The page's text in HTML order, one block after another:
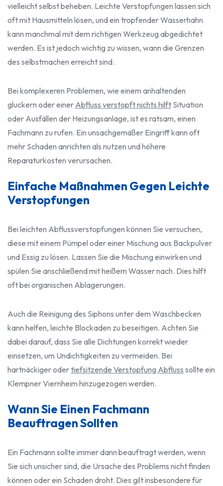
vielleicht selbst beheben. Leichte Verstopfungen lassen sich
oft mit Hausmitteln lösen, und ein tropfender Wasserhahn
kann manchmal mit dem richtigen Werkzeug abgedichtet
werden. Es ist jedoch wichtig zu wissen, wann die Grenzen
des selbstmachen erreicht sind.
Bei komplexeren Problemen, wie einem anhaltenden
gluckern oder einer Abfluss verstopft nichts hilft Situation
oder Ausfällen der Heizungsanlage, ist es ratsam, einen
Fachmann zu rufen. Ein unsachgemäßer Eingriff kann oft
mehr Schaden anrichten als nutzen und höhere
Reparaturkosten verursachen.
Einfache Maßnahmen Gegen Leichte
Verstopfungen
Bei leichten Abflussverstopfungen können Sie versuchen,
diese mit einem Pümpel oder einer Mischung aus Backpulver
und Essig zu lösen. Lassen Sie die Mischung einwirken und
spülen Sie anschließend mit heißem Wasser nach. Dies hilft
oft bei organischen Ablagerungen.
Auch die Reinigung des Siphons unter dem Waschbecken
kann helfen, leichte Blockaden zu beseitigen. Achten Sie
dabei darauf, dass Sie alle Dichtungen korrekt wieder
einsetzen, um Undichtigkeiten zu vermeiden. Bei
hartnäckiger odertiefsitzende Verstopfung Abfluss sollte ein
Klempner Viernheim hinzugezogen werden.
Wann Sie Einen Fachmann
Beauftragen Sollten
Ein Fachmann sollte immer dann beauftragt werden, wenn
Sie sich unsicher sind, die Ursache des Problems nicht finden
können oder ein Schaden droht. Dies gilt insbesondere für